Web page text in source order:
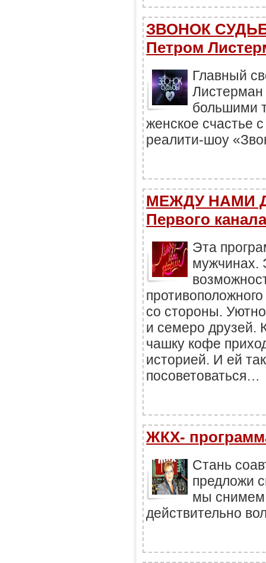
ЗВОНОК
Петром
Главный
большими
женское счастье
реалити-шоу
МЕЖДУ НАМИ
Первого
Эта
мужчинах.
со стороны.
и семеро друзей.
чашку кофе
историей. И ей
посоветоваться…
ЖКХ-
Стань
предложи
мы снимем
действительно